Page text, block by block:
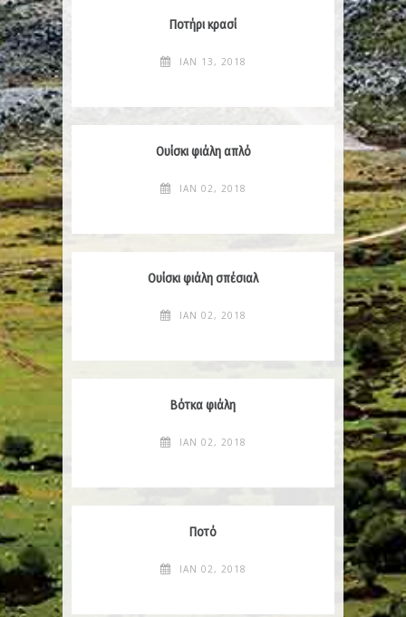
Ποτήρι κρασί
ΙΑΝ 13, 2018
Ουίσκι φιάλη απλό
ΙΑΝ 02, 2018
Ουίσκι φιάλη σπέσιαλ
ΙΑΝ 02, 2018
Βότκα φιάλη
ΙΑΝ 02, 2018
Ποτό
ΙΑΝ 02, 2018